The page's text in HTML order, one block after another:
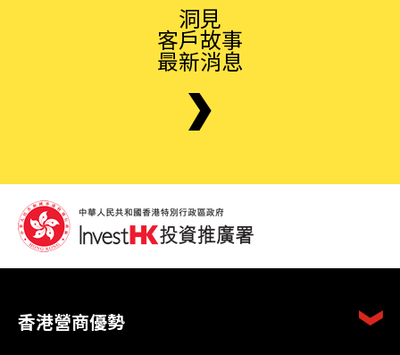
洞見
客戶故事
最新消息
香港營商優勢